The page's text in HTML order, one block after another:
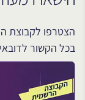
הצטרפו לקבוצת
בכל הקשור לדובאי